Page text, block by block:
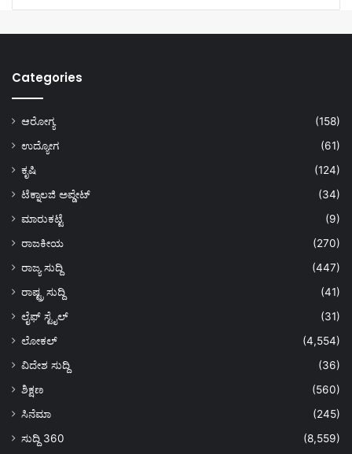
Categories
ಆರೋಗ್ಯ
(158)
ಉದ್ಯೋಗ
(61)
ಕೃಷಿ
(124)
ಟೆಕ್ನಾಲಜಿ ಅಪ್ಡೇಟ್
(34)
ಮಾರುಕಟ್ಟೆ
(9)
ರಾಜಕೀಯ
(270)
ರಾಜ್ಯ ಸುದ್ದಿ
(447)
ರಾಷ್ಟ್ರ ಸುದ್ದಿ
(41)
ಲೈಫ್ ಸ್ಟೈಲ್
(31)
ಲೋಕಲ್
(4,554)
ವಿದೇಶ ಸುದ್ದಿ
(36)
ಶಿಕ್ಷಣ
(560)
ಸಿನೆಮಾ
(245)
ಸುದ್ದಿ 360
(8,559)